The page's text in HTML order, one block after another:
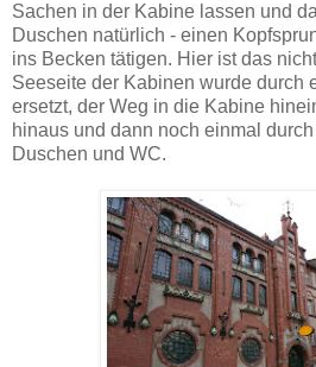
Sachen in der Kabine lassen und
Duschen natürlich - einen
ins Becken tätigen. Hier ist das
Seeseite der Kabinen wurde durch
ersetzt, der Weg in die Kabine
hinaus und dann noch einmal
Duschen und WC.